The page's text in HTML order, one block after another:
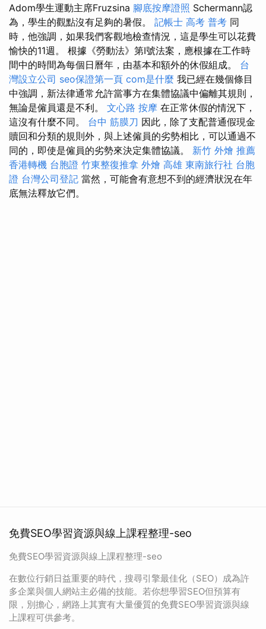
Adom學生運動主席Fruzsina 腳底按摩證照 Schermann認
為，學生的觀點沒有足夠的暑假。 記帳士 高考 普考 同
時，他強調，如果我們客觀地檢查情況，這是學生可以花費
愉快的11週。 根據《勞動法》第I號法案，應根據在工作時
間中的時間為每個日曆年，由基本和額外的休假組成。 台
灣設立公司 seo保證第一頁 com是什麼 我已經在幾個條目
中強調，新法律通常允許當事方在集體協議中偏離其規則，
無論是僱員還是不利。 文心路 按摩 在正常休假的情況下，
這沒有什麼不同。 台中 筋膜刀 因此，除了支配普通假現金
贖回和分類的規則外，與上述僱員的劣勢相比，可以通過不
同的，即使是僱員的劣勢來決定集體協議。 新竹 外燴 推薦
香港轉機 台胞證 竹東整復推拿 外燴 高雄 東南旅行社 台胞
證 台灣公司登記 當然，可能會有意想不到的經濟狀況在年
底無法釋放它們。
免費SEO學習資源與線上課程整理-seo
免費SEO學習資源與線上課程整理-seo
在數位行銷日益重要的時代，搜尋引擎最佳化（SEO）成為許
多企業與個人網站主必備的技能。若你想學習SEO但預算有
限，別擔心，網路上其實有大量優質的免費SEO學習資源與線
上課程可供參考。